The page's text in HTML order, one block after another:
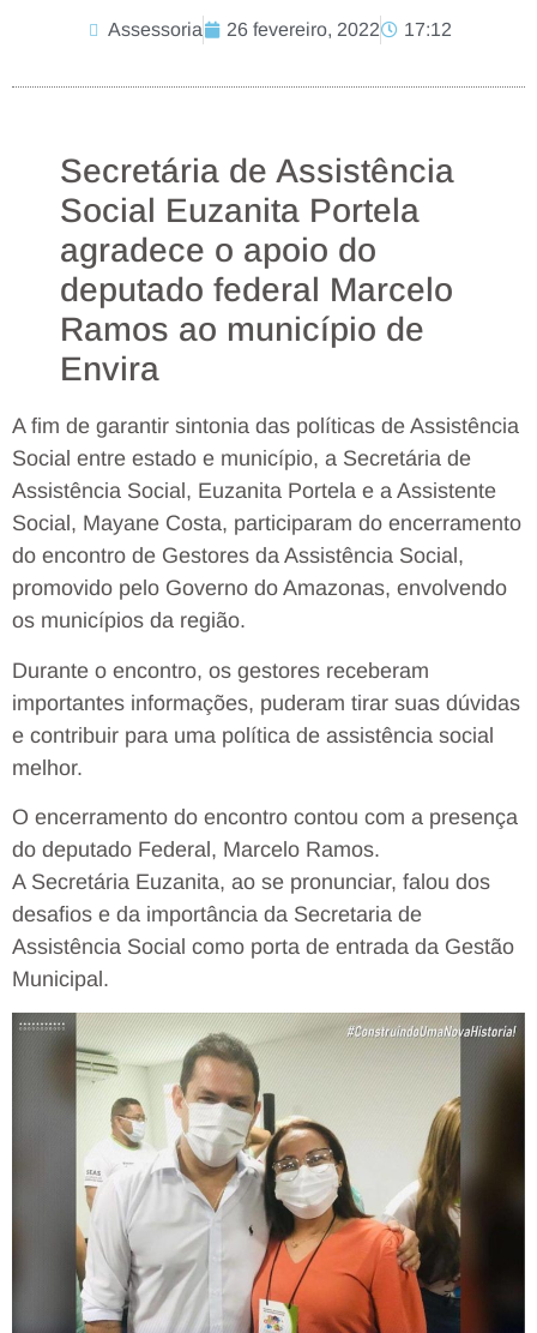
Assessoria 26 fevereiro, 2022 17:12
Secretária de Assistência
Social Euzanita Portela
agradece o apoio do
deputado federal Marcelo
Ramos ao município de
Envira
A fim de garantir sintonia das políticas de Assistência
Social entre estado e município, a Secretária de
Assistência Social, Euzanita Portela e a Assistente
Social, Mayane Costa, participaram do encerramento
do encontro de Gestores da Assistência Social,
promovido pelo Governo do Amazonas, envolvendo
os municípios da região.
Durante o encontro, os gestores receberam
importantes informações, puderam tirar suas dúvidas
e contribuir para uma política de assistência social
melhor.
O encerramento do encontro contou com a presença
do deputado Federal, Marcelo Ramos.
A Secretária Euzanita, ao se pronunciar, falou dos
desafios e da importância da Secretaria de
Assistência Social como porta de entrada da Gestão
Municipal.